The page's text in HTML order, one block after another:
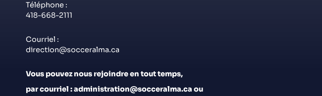
Téléphone :
418-668-2111
Courriel :
direction@socceralma.ca
Vous pouvez nous rejoindre en tout temps,
par courriel : administration@socceralma.ca ou